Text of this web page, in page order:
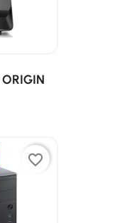
favorite_border